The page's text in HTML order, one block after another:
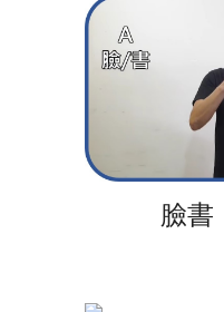
臉書